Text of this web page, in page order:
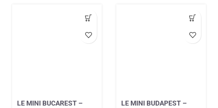
LE MINI BUCAREST –
LE MINI BUDAPEST –